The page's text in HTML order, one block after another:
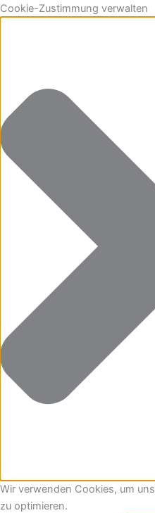
Cookie-Zustimmung verwalten
Wir verwenden Cookies, um
zu optimieren.